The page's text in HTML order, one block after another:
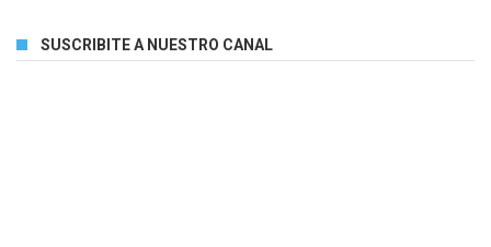
SUSCRIBITE A NUESTRO CANAL